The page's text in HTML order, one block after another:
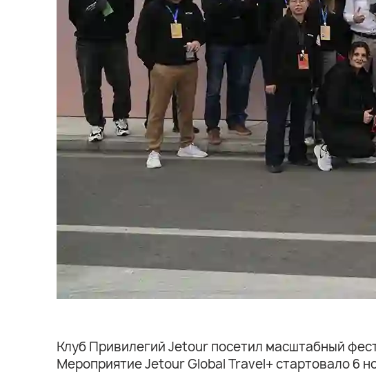
Клуб Привилегий Jetour посетил масштабный
Мероприятие Jetour Global Travel+ стартовало 6